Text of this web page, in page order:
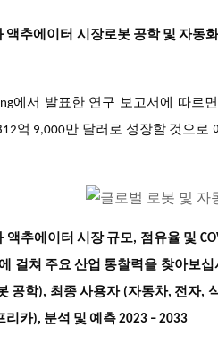
액추에이터 시장로봇 공학 및 자동
에서 발표한 연구 보고서에 따르면
억 9,000만 달러로 성장할 것으로
액추에이터 시장 규모, 점유율 및
걸쳐 주요 산업 통찰력을 찾아보
공학), 최종 사용자 (자동차, 전자,
리카), 분석 및 예측 2023 – 2033